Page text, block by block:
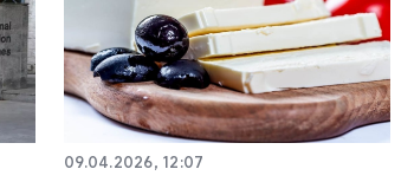
09.04.2026, 12:07